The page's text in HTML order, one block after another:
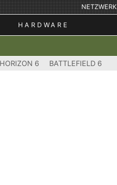
NETZWERK
HARDWARE
6 BATTLEFIELD 6